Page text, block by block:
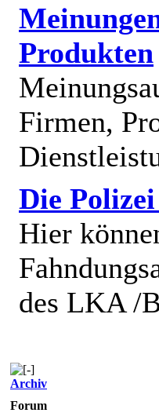
Produkten
Firmen,
Die
Hier
des LKA /
Archiv
Forum